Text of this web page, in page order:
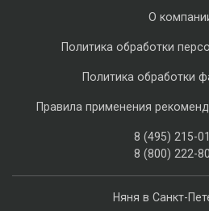
Няня в Санкт-
О
Политика обработки
Политика обработки
Правила применения
8 (495) 215-
8 (800) 222-